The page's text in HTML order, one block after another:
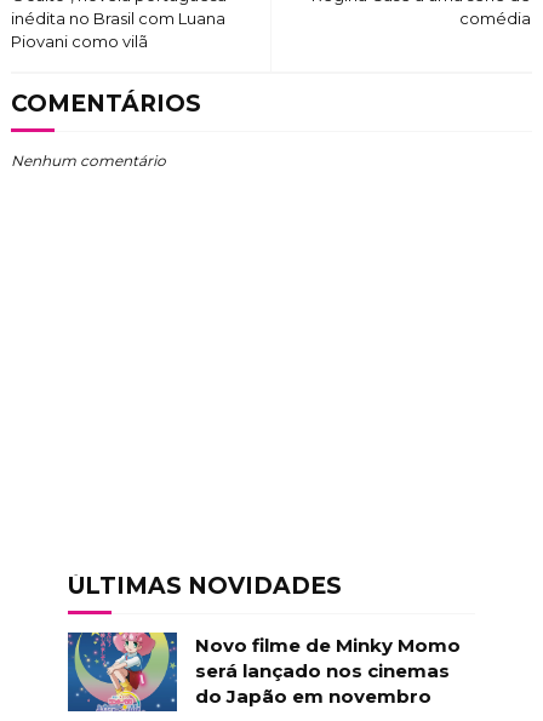
comédia
inédita no Brasil com Luana
Piovani como vilã
COMENTÁRIOS
Nenhum comentário
ÚLTIMAS NOVIDADES
Novo filme de Minky Momo
será lançado nos cinemas
do Japão em novembro